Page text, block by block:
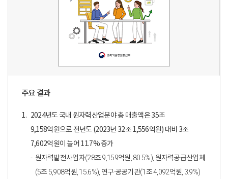
주요 결과
1. 2024년도 국내 원자력산업분야 총 매출액은 35조
9,158억원으로 전년도 (2023년 32조 1,556억원) 대비 3조
7,602억원이 늘어 11.7% 증가
원자력발전사업자(28조 9,159억원, 80.5%), 원자력공급산업체
(5조 5,908억원, 15.6%), 연구·공공기관(1조 4,092억원, 3.9%)